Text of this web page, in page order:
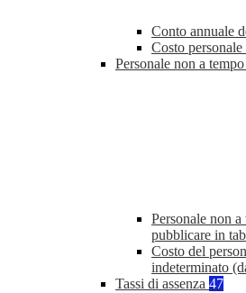
Conto annuale
Costo
Personale non a
Personale non
pubblicare in
Costo del
indeterminato
Tassi di assenza 47